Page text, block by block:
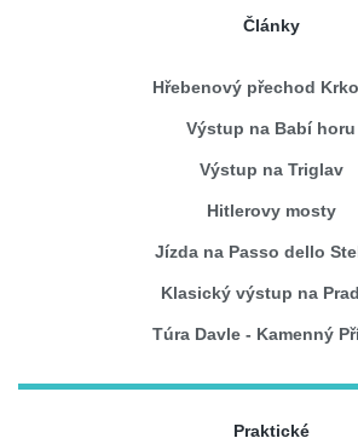
Články
Hřebenový přechod
Výstup na Babí horu
Výstup na Triglav
Hitlerovy mosty
Jízda na Passo dello
Klasický výstup na
Túra Davle - Kamenný
Praktické